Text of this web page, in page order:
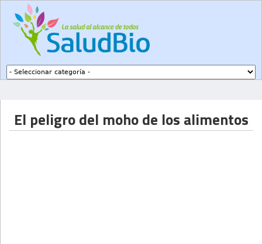
El peligro del moho de los alimentos